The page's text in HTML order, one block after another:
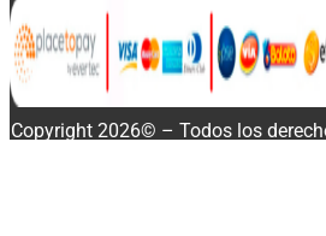
Copyright 2026© – Todos los